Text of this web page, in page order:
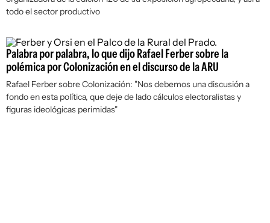
todo el sector productivo
Palabra por palabra, lo que dijo Rafael Ferber sobre la
polémica por Colonización en el discurso de la ARU
Rafael Ferber sobre Colonización: "Nos debemos una discusión a
fondo en esta política, que deje de lado cálculos electoralistas y
figuras ideológicas perimidas"